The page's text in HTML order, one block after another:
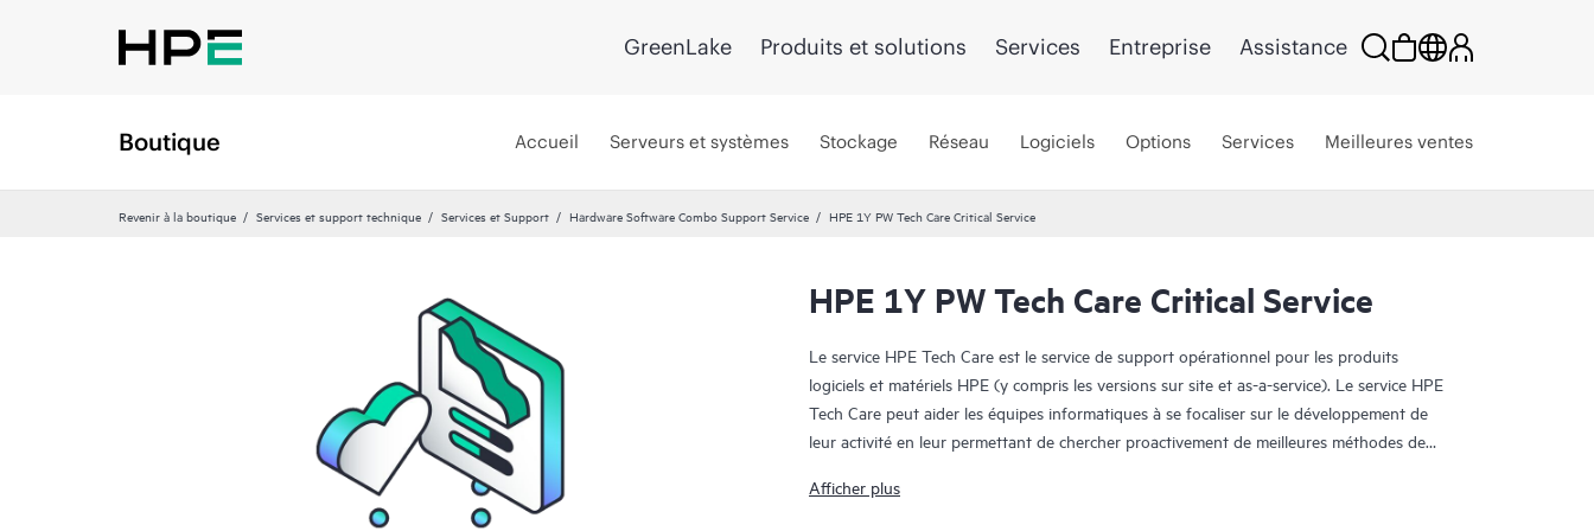
GreenLake Produits et solutions Services Entreprise Assistance
Boutique Accueil Serveurs et systèmes Stockage Réseau Logiciels Options Services Meilleures ventes
Revenir à la boutique Services et support technique Services et Support Hardware Software Combo Support Service HPE 1Y PW Tech Care Critical Service
HPE 1Y PW Tech Care Critical Service
Le service HPE Tech Care est le service de support opérationnel pour les produits
logiciels et matériels HPE (y compris les versions sur site et as-a-service). Le service HPE
Tech Care peut aider les équipes informatiques à se focaliser sur le développement de
leur activité en leur permettant de chercher proactivement de meilleures méthodes de
Afficher plus